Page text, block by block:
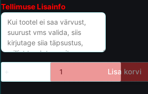
Tellimuse Lisainfo
Lisa korvi